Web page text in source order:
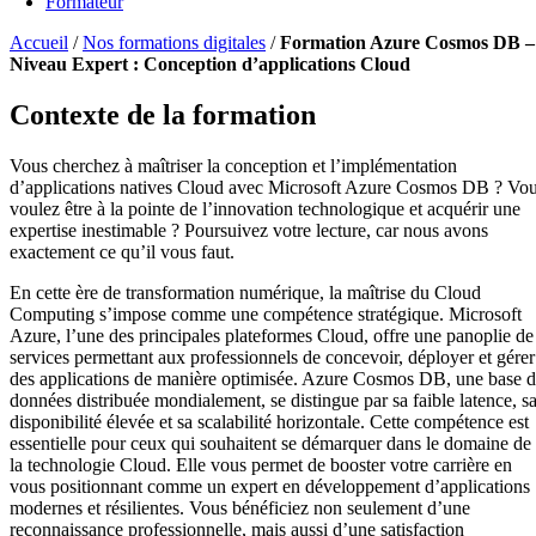
Accueil /Nos formations digitales /Formation Azure Cosmos DB –
Niveau Expert : Conception d’applications Cloud
Contexte de la formation
Vous cherchez à maîtriser la conception et l’implémentation
d’applications natives Cloud avec Microsoft Azure Cosmos DB ?
voulez être à la pointe de l’innovation technologique et acquérir une
expertise inestimable ? Poursuivez votre lecture, car nous avons
exactement ce qu’il vous faut.
En cette ère de transformation numérique, la maîtrise du Cloud
Computing s’impose comme une compétence stratégique. Microsoft
Azure, l’une des principales plateformes Cloud, offre une panoplie de
services permettant aux professionnels de concevoir, déployer et gérer
des applications de manière optimisée. Azure Cosmos DB, une base
données distribuée mondialement, se distingue par sa faible latence, sa
disponibilité élevée et sa scalabilité horizontale. Cette compétence est
essentielle pour ceux qui souhaitent se démarquer dans le domaine de
la technologie Cloud. Elle vous permet de booster votre carrière en
vous positionnant comme un expert en développement d’applications
modernes et résilientes. Vous bénéficiez non seulement d’une
reconnaissance professionnelle, mais aussi d’une satisfaction